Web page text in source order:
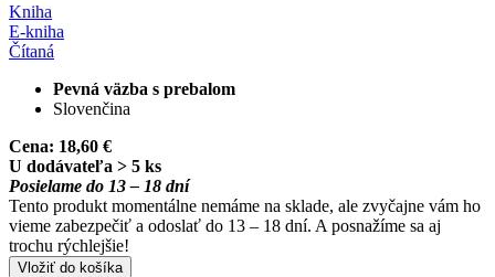
Kniha
E-kniha
Čítaná
Pevná väzba s prebalom
Slovenčina
Cena: 18,60 €
U dodávateľa > 5 ks
Posielame do 13 – 18 dní
Tento produkt momentálne nemáme na sklade, ale zvyčajne vám ho
vieme zabezpečiť a odoslať do 13 – 18 dní. A posnažíme sa aj
trochu rýchlejšie!
Vložiť do košíka